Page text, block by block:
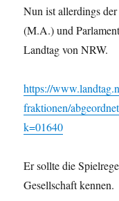
Nun ist allerdings
(M.A.) und
Landtag von NRW.
https://
fraktionen/
k=01640
Er sollte die
Gesellschaft kennen.